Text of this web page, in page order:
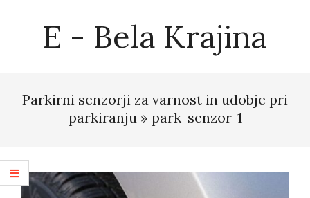
E - Bela Krajina
Navigation
Parkirni senzorji za varnost in udobje pri
parkiranju » park-senzor-1